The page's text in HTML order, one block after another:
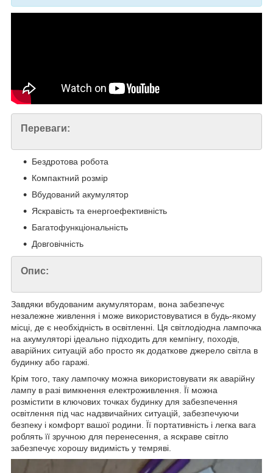
Переваги:
Бездротова робота
Компактний розмір
Вбудований акумулятор
Яскравість та енергоефективність
Багатофункціональність
Довговічність
Опис:
Завдяки вбудованим акумуляторам, вона забезпечує
незалежне живлення і може використовуватися в будь-якому
місці, де є необхідність в освітленні. Ця світлодіодна лампочка
на акумуляторі ідеально підходить для кемпінгу, походів,
аварійних ситуацій або просто як додаткове джерело світла в
будинку або гаражі.
Крім того, таку лампочку можна використовувати як аварійну
лампу в разі вимкнення електроживлення. Її можна
розмістити в ключових точках будинку для забезпечення
освітлення під час надзвичайних ситуацій, забезпечуючи
безпеку і комфорт вашої родини. Її портативність і легка вага
роблять її зручною для перенесення, а яскраве світло
забезпечує хорошу видимість у темряві.